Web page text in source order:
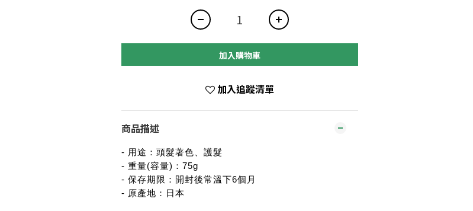
加入購物車
加入追蹤清單
商品描述
- 用途：頭髮著色、護髮
- 重量(容量)：75g
- 保存期限：開封後常溫下6個月
- 原產地：日本